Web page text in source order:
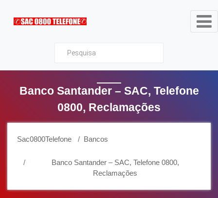
Sac0800Telefone
Banco Santander – SAC, Telefone
0800, Reclamações
Sac0800Telefone Bancos
Banco Santander – SAC, Telefone 0800,
Reclamações